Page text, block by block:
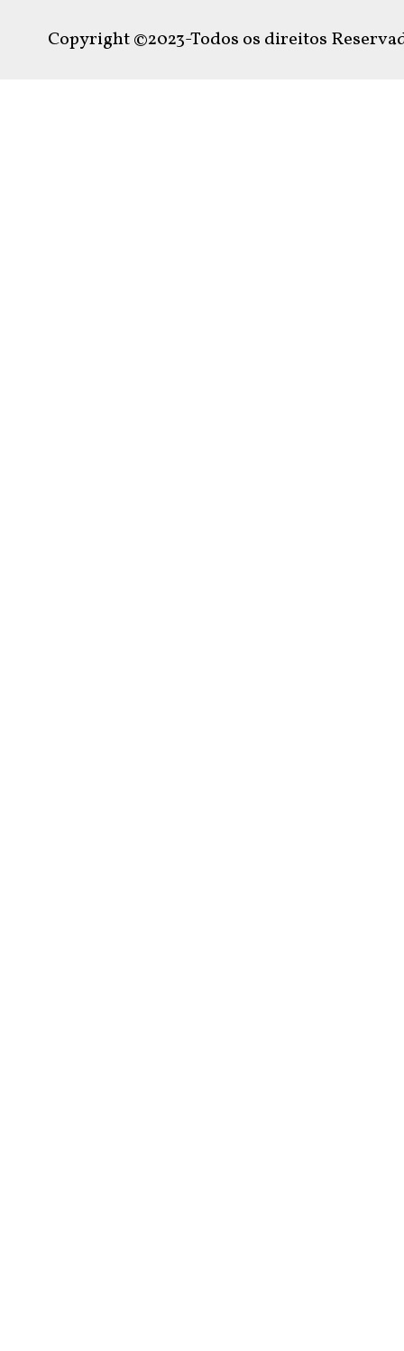
Copyright ©2023-Todos os direitos